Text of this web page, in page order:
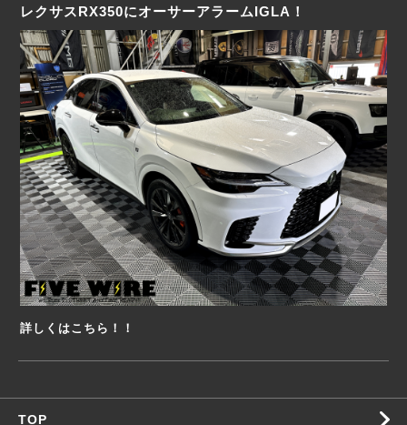
レクサスRX350にオーサーアラームIGLA！
詳しくはこちら！！
TOP